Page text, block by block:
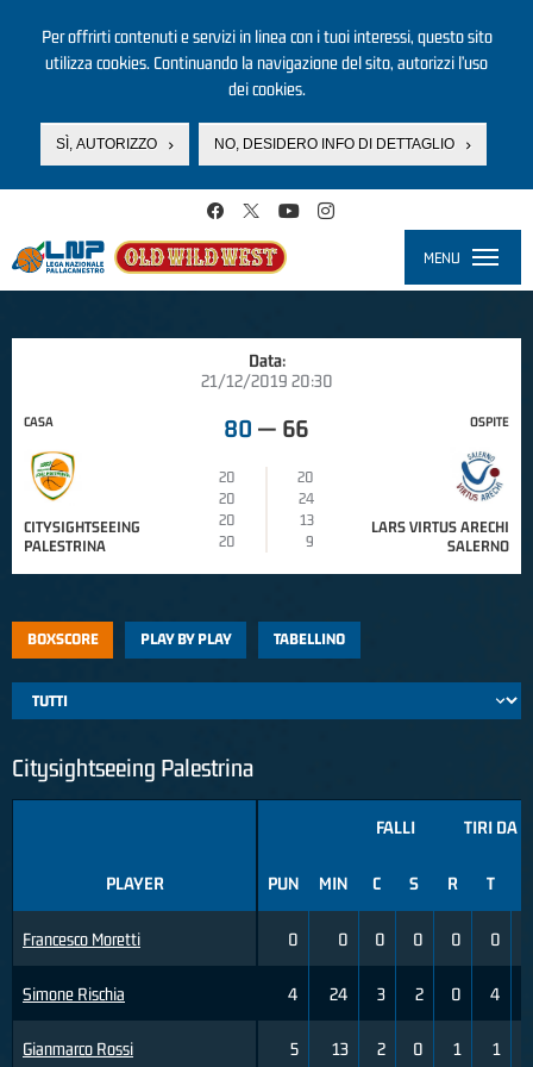
Per offrirti contenuti e servizi in linea con i tuoi interessi, questo sito
utilizza cookies. Continuando la navigazione del sito, autorizzi l’uso
dei cookies.
SÌ, AUTORIZZO NO, DESIDERO INFO DI DETTAGLIO
MENU
Data:
21/12/2019 20:30
CASA
CITYSIGHTSEEING
PALESTRINA
80 — 66
20
20
20
24
20
13
20
9
OSPITE
LARS VIRTUS ARECHI
SALERNO
BOXSCORE PLAY BY PLAY TABELLINO
Citysightseeing Palestrina
PLAYER
Francesco Moretti
Simone Rischia
Gianmarco Rossi
FALLI TIRI DA 2
PUN MIN C S R T
0 0 0 0 0 0
4 24 3 2 0 4
5 13 2 0 1 1